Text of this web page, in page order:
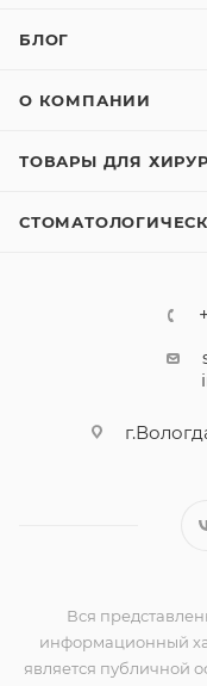
БЛОГ
О КОМПАНИИ
ТОВАРЫ ДЛЯ
Вся
информационный
является публичной